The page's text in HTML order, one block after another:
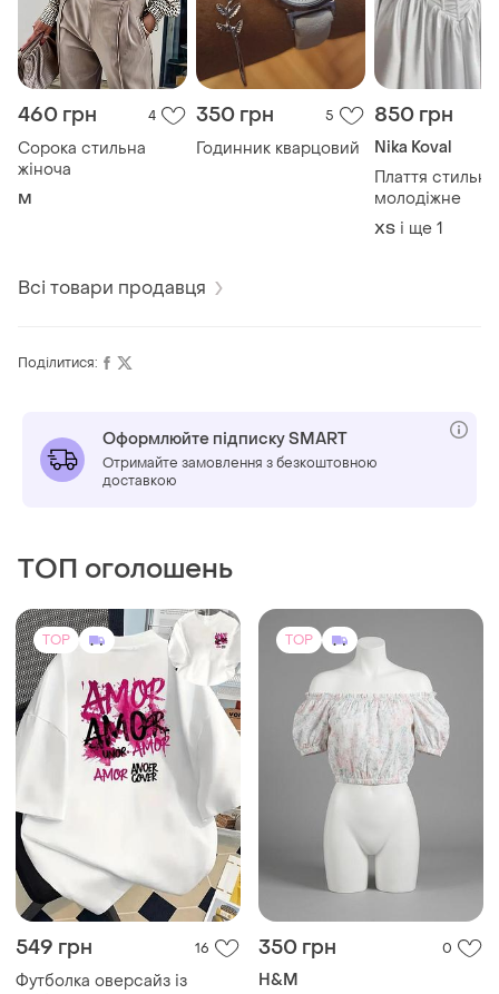
460 грн 4
Сорока стильна
жіноча
M
350 грн 5
Годинник кварцовий
850 грн
Nika Koval
Плаття стильне
молодіжне
ХS і ще 1
Всі товари продавця
Поділитися:
Оформлюйте підписку SMART
Отримайте замовлення з безкоштовною
доставкою
ТОП оголошень
TOP
549 грн 16
Футболка оверсайз із
TOP
350 грн 0
H&M